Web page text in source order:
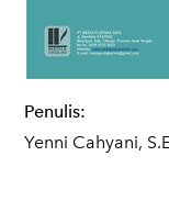
Penulis:
Yenni Cahyani,